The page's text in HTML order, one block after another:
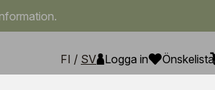
FI / SV Logga in Önskelista